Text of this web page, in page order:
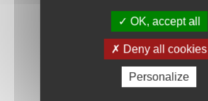
OK, accept all
Deny all cookies
Personalize